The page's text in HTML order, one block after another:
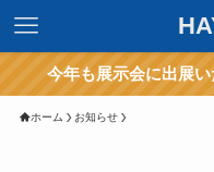
今年も展示会に出展
ホーム お知らせ